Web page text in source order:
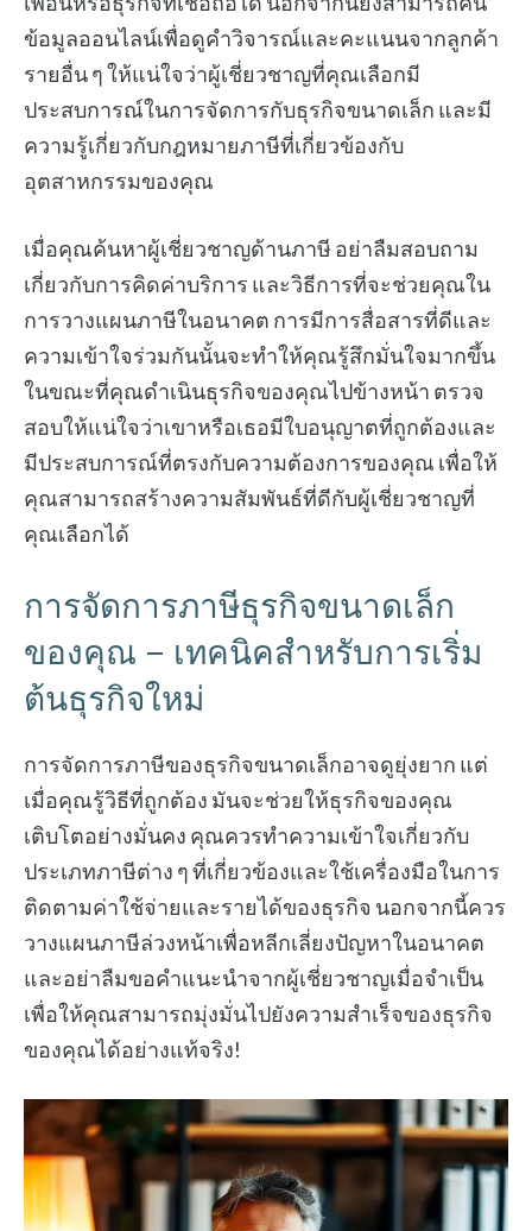
ข้อมูลออนไลน์เพื่อดูคำวิจารณ์และคะแนนจากลูกค้า
รายอื่น ๆ ให้แน่ใจว่าผู้เชี่ยวชาญที่คุณเลือกมี
ประสบการณ์ในการจัดการกับธุรกิจขนาดเล็ก และมี
ความรู้เกี่ยวกับกฎหมายภาษีที่เกี่ยวข้องกับ
อุตสาหกรรมของคุณ
เมื่อคุณค้นหาผู้เชี่ยวชาญด้านภาษี อย่าลืมสอบถาม
เกี่ยวกับการคิดค่าบริการ และวิธีการที่จะช่วยคุณใน
การวางแผนภาษีในอนาคต การมีการสื่อสารที่ดีและ
ความเข้าใจร่วมกันนั้นจะทำให้คุณรู้สึกมั่นใจมากขึ้น
ในขณะที่คุณดำเนินธุรกิจของคุณไปข้างหน้า ตรวจ
สอบให้แน่ใจว่าเขาหรือเธอมีใบอนุญาตที่ถูกต้องและ
มีประสบการณ์ที่ตรงกับความต้องการของคุณ เพื่อให้
คุณสามารถสร้างความสัมพันธ์ที่ดีกับผู้เชี่ยวชาญที่
คุณเลือกได้
การจัดการภาษีธุรกิจขนาดเล็ก
ของคุณ – เทคนิคสำหรับการเริ่ม
ต้นธุรกิจใหม่
การจัดการภาษีของธุรกิจขนาดเล็กอาจดูยุ่งยาก แต่
เมื่อคุณรู้วิธีที่ถูกต้อง มันจะช่วยให้ธุรกิจของคุณ
เติบโตอย่างมั่นคง คุณควรทำความเข้าใจเกี่ยวกับ
ประเภทภาษีต่าง ๆ ที่เกี่ยวข้องและใช้เครื่องมือในการ
ติดตามค่าใช้จ่ายและรายได้ของธุรกิจ นอกจากนี้ควร
วางแผนภาษีล่วงหน้าเพื่อหลีกเลี่ยงปัญหาในอนาคต
และอย่าลืมขอคำแนะนำจากผู้เชี่ยวชาญเมื่อจำเป็น
เพื่อให้คุณสามารถมุ่งมั่นไปยังความสำเร็จของธุรกิจ
ของคุณได้อย่างแท้จริง!